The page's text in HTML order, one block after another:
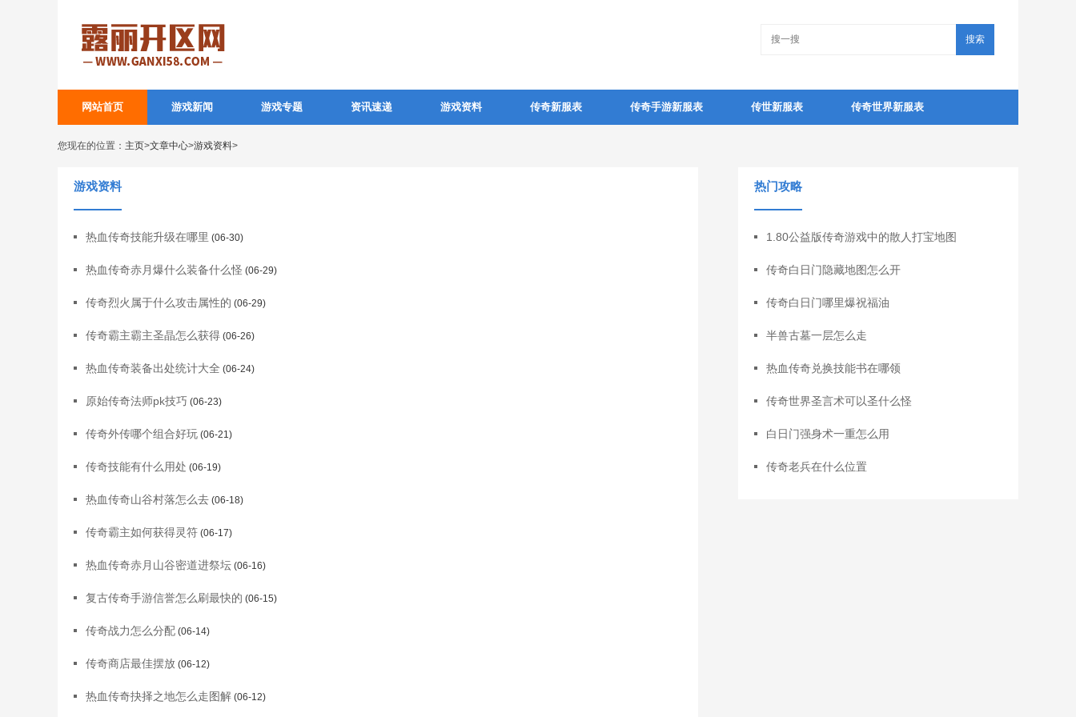
搜索
网站首页 游戏新闻 游戏专题 资讯速递 游戏资料 传奇新服表 传奇手游新服表 传世新服表 传奇世界新服表
您现在的位置： 主页>文章中心>游戏资料>
游戏资料
热血传奇技能升级在哪里 (06-30)
热血传奇赤月爆什么装备什么怪 (06-29)
传奇烈火属于什么攻击属性的 (06-29)
传奇霸主霸主圣晶怎么获得 (06-26)
热血传奇装备出处统计大全 (06-24)
原始传奇法师pk技巧 (06-23)
传奇外传哪个组合好玩 (06-21)
传奇技能有什么用处 (06-19)
热血传奇山谷村落怎么去 (06-18)
传奇霸主如何获得灵符 (06-17)
热血传奇赤月山谷密道进祭坛 (06-16)
复古传奇手游信誉怎么刷最快的 (06-15)
传奇战力怎么分配 (06-14)
传奇商店最佳摆放 (06-12)
热血传奇抉择之地怎么走图解 (06-12)
热门攻略
1.80公益版传奇游戏中的散人打宝地图
传奇白日门隐藏地图怎么开
传奇白日门哪里爆祝福油
半兽古墓一层怎么走
热血传奇兑换技能书在哪领
传奇世界圣言术可以圣什么怪
白日门强身术一重怎么用
传奇老兵在什么位置